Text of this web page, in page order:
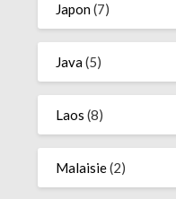
Japon(7)
Java(5)
Laos (8)
Malaisie(2)